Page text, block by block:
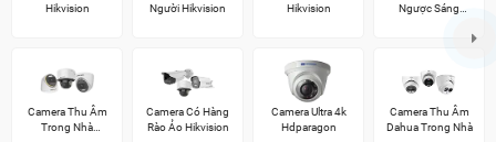
Hikvision
Người Hikvision
Hikvision
Ngược Sáng
Camera Thu Âm
Trong Nhà
Camera Có Hàng
Rào Ảo Hikvision
Camera Ultra 4k
Hdparagon
Camera Thu Âm
Dahua Trong Nhà